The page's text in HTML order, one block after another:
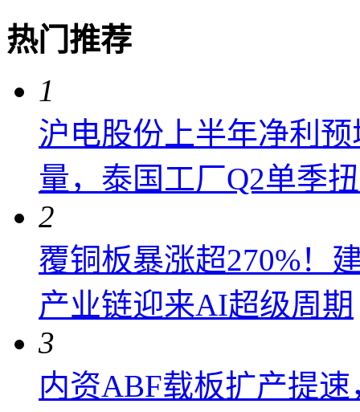
热门推荐
1
沪电股份上半年净利
量，泰国工厂Q2单季
2
覆铜板暴涨超270%！
产业链迎来AI超级周期
3
内资ABF载板扩产提